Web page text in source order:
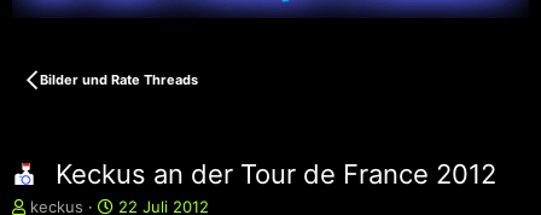
Bilder und Rate Threads
Keckus an der Tour de France 2012
E
keckus
E
22 Juli 2012